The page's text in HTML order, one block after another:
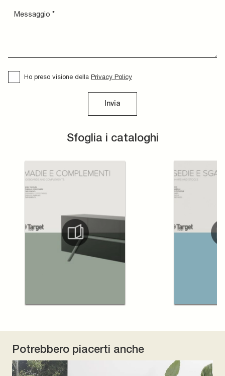
Sfoglia i cataloghi
Ho preso visione della Privacy Policy
Invia
Potrebbero piacerti anche